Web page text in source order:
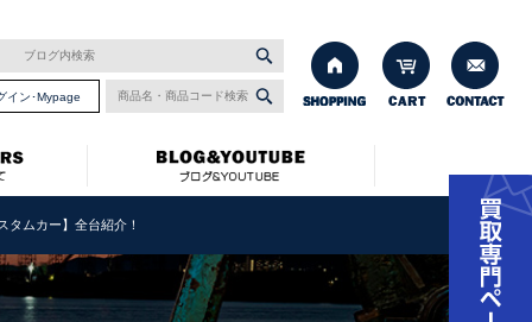
イン･Mypage
タムカー】全台紹介！